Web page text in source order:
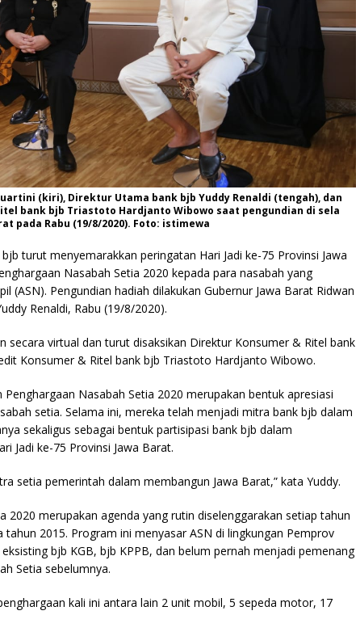
(kiri), Direktur Utama bank bjb Yuddy Renaldi (tengah), dan
bank bjb Triastoto Hardjanto Wibowo saat pengundian di sela
pada Rabu (19/8/2020). Foto: istimewa
turut menyemarakkan peringatan Hari Jadi ke-75 Provinsi Jawa
Nasabah Setia 2020 kepada para nasabah yang
(ASN). Pengundian hadiah dilakukan Gubernur Jawa Barat Ridwan
Renaldi, Rabu (19/8/2020).
secara virtual dan turut disaksikan Direktur Konsumer & Ritel bank
Konsumer & Ritel bank bjb Triastoto Hardjanto Wibowo.
Nasabah Setia 2020 merupakan bentuk apresiasi
setia. Selama ini, mereka telah menjadi mitra bank bjb dalam
sekaligus sebagai bentuk partisipasi bank bjb dalam
Jadi ke-75 Provinsi Jawa Barat.
setia pemerintah dalam membangun Jawa Barat,” kata Yuddy.
2020 merupakan agenda yang rutin diselenggarakan setiap tahun
2015. Program ini menyasar ASN di lingkungan Pemprov
bjb KGB, bjb KPPB, dan belum pernah menjadi pemenang
Setia sebelumnya.
kali ini antara lain 2 unit mobil, 5 sepeda motor, 17